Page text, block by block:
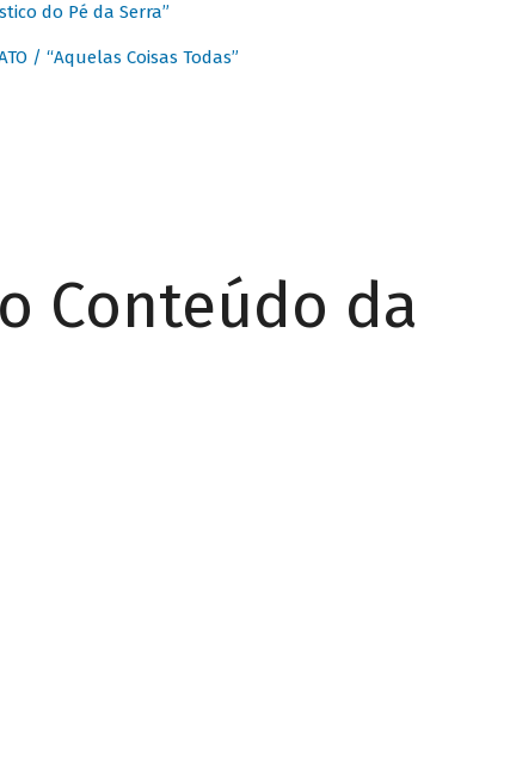
do Pé da Serra”
/ “Aquelas Coisas Todas”
Conteúdo da